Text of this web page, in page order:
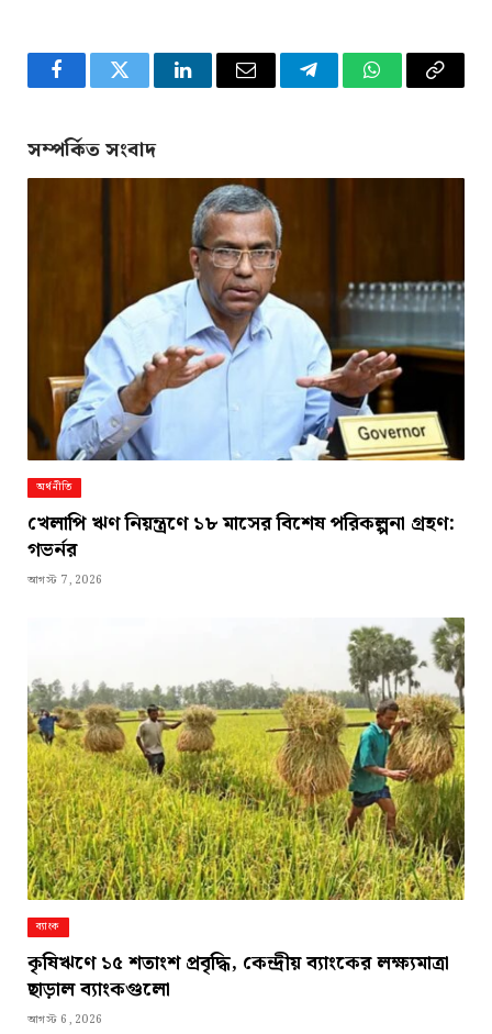
FacebookTwitter LinkedInEmail TelegramWhatsApp
Copy
সম্পর্কিত সংবাদ
অর্থনীতি
খেলাপি ঋণ নিয়ন্ত্রণে ১৮ মাসের বিশেষ পরিকল্পনা গ্রহণ:
গভর্নর
আগস্ট 7, 2026
ব্যাংক
কৃষিঋণে ১৫ শতাংশ প্রবৃদ্ধি, কেন্দ্রীয় ব্যাংকের লক্ষ্যমাত্রা
ছাড়াল ব্যাংকগুলো
আগস্ট 6, 2026